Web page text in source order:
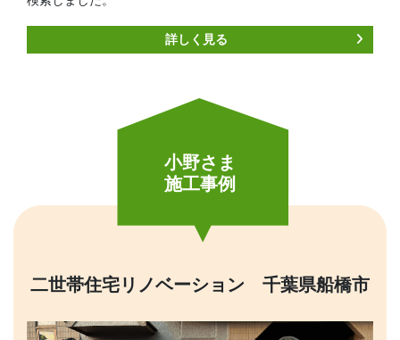
詳しく見る
小野さま
施工事例
二世帯住宅リノベーション 千葉県船橋市